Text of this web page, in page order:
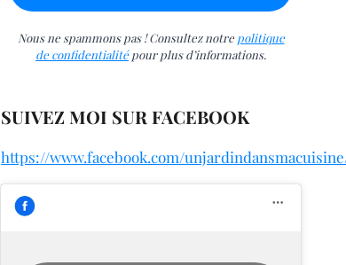
Nous ne spammons pas ! Consultez notre politique
de confidentialitépour plus d’informations.
SUIVEZ MOI SUR FACEBOOK
https://www.facebook.com/